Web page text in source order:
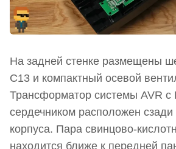
На задней стенке размещены
C13 и компактный осевой
Трансформатор системы AVR
сердечником расположен сзади
корпуса. Пара свинцово-
находится ближе к передней